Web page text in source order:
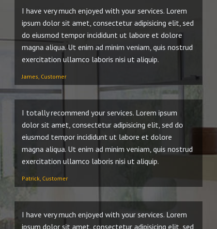
I have very much enjoyed with your services. Lorem
ipsum dolor sit amet, consectetur adipisicing elit, sed
do eiusmod tempor incididunt ut labore et dolore
magna aliqua. Ut enim ad minim veniam, quis nostrud
exercitation ullamco laboris nisi ut aliquip.
James, Customer
I totally recommend your services. Lorem ipsum
dolor sit amet, consectetur adipisicing elit, sed do
eiusmod tempor incididunt ut labore et dolore
magna aliqua. Ut enim ad minim veniam, quis nostrud
exercitation ullamco laboris nisi ut aliquip.
Patrick, Customer
I have very much enjoyed with your services. Lorem
ipsum dolor sit amet, consectetur adipisicing elit, sed